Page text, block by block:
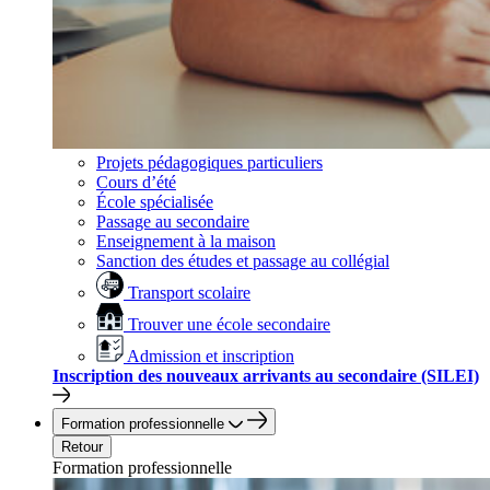
Projets pédagogiques particuliers
Cours d’été
École spécialisée
Passage au secondaire
Enseignement à la maison
Sanction des études et passage au collégial
Transport scolaire
Trouver une école secondaire
Admission et inscription
Inscription des nouveaux arrivants au secondaire (SILEI)
Formation professionnelle
Retour
Formation professionnelle